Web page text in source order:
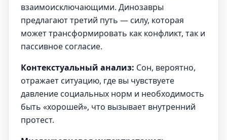
взаимоисключающими. Динозавры
предлагают третий путь — силу, которая
может трансформировать как конфликт, так и
пассивное согласие.
Контекстуальный анализ: Сон, вероятно,
отражает ситуацию, где вы чувствуете
давление социальных норм и необходимость
быть «хорошей», что вызывает внутренний
протест.